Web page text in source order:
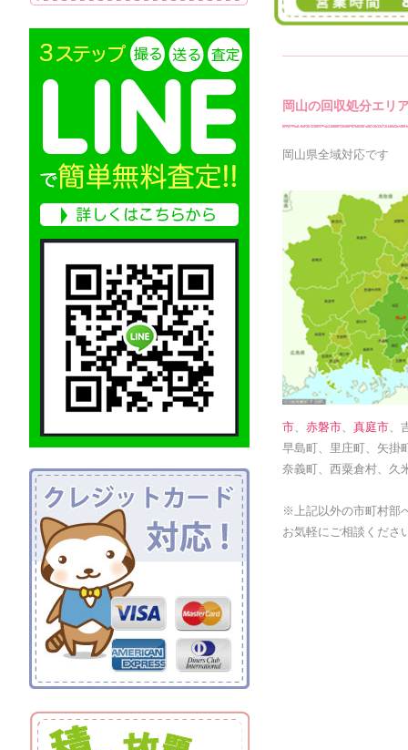
岡山の回収処分エリ
岡山県全域対応です
市、 赤磐市、 真庭市、
早島町、里庄町、矢掛
奈義町、西粟倉村、久
※上記以外の市町村部
お気軽にご相談くださ